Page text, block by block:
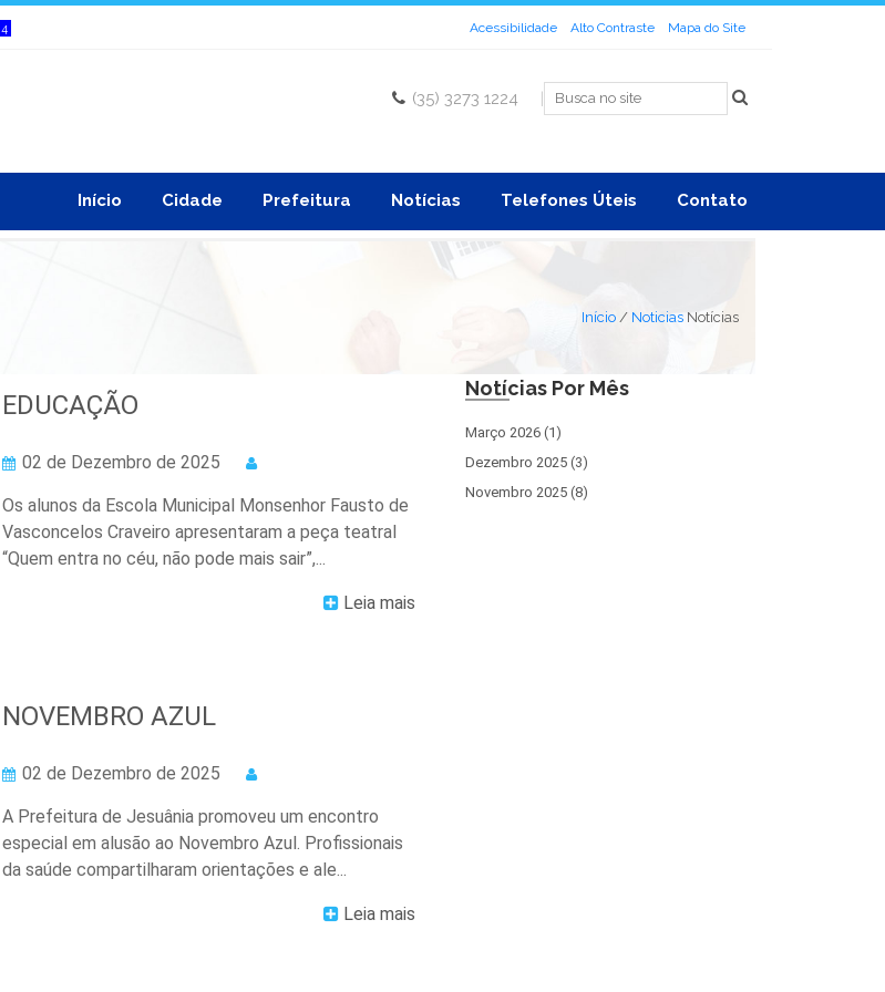
4 Acessibilidade Alto Contraste Mapa do Site
(35) 3273 1224 |
Início Cidade Prefeitura Notícias Telefones Úteis Contato
Início / Noticias Notícias
EDUCAÇÃO
02 de Dezembro de 2025
Os alunos da Escola Municipal Monsenhor Fausto de
Vasconcelos Craveiro apresentaram a peça teatral
“Quem entra no céu, não pode mais sair”,...
Leia mais
NOVEMBRO AZUL
02 de Dezembro de 2025
A Prefeitura de Jesuânia promoveu um encontro
especial em alusão ao Novembro Azul. Profissionais
da saúde compartilharam orientações e ale...
Leia mais
Notícias Por Mês
Março 2026 (1)
Dezembro 2025 (3)
Novembro 2025 (8)